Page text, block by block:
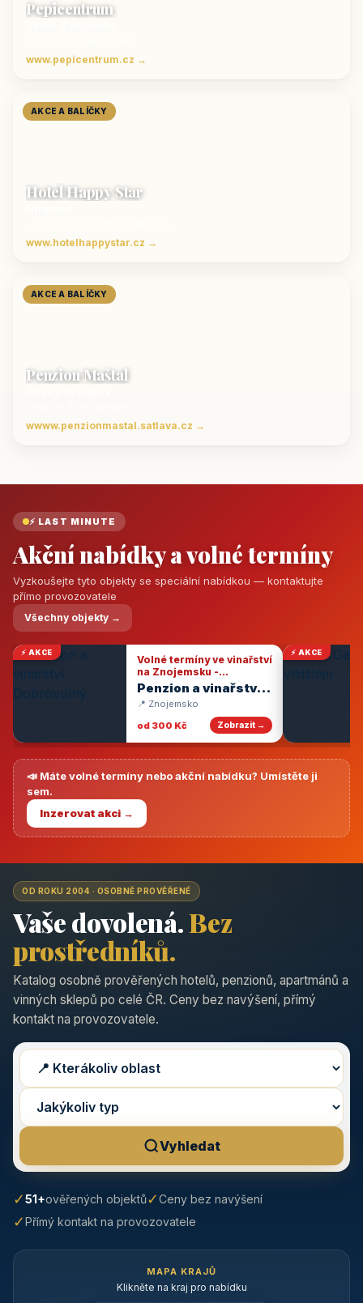
Pepicentrum
www.pepicentrum.cz →
AKCE A BALÍČKY
Hotel Happy Star
www.hotelhappystar.cz →
AKCE A BALÍČKY
Penzion Maštal
wwww.penzionmastal.satlava.cz →
⚡ LAST MINUTE
Akční nabídky a volné termíny
Vyzkoušejte tyto objekty se speciální nabídkou — kontaktujte
přímo provozovatele
Všechny objekty →
⚡ AKCE
Volné termíny ve vinařství
na Znojemsku -
degustace vín
Penzion a vinařství
Dobrovolný
📍 Znojemsko
od 300 Kč
Zobrazit →
⚡ AKCE
📣 Máte volné termíny nebo akční nabídku? Umístěte ji
sem.
Inzerovat akci →
OD ROKU 2004 · OSOBNĚ PROVĚŘENÉ
Vaše dovolená.Bez
prostředníků.
Katalog osobně prověřených hotelů, penzionů, apartmánů a
vinných sklepů po celé ČR. Ceny bez navýšení, přímý
kontakt na provozovatele.
Vyhledat
✓51+ověřených objektů✓Ceny bez navýšení
✓Přímý kontakt na provozovatele
MAPA KRAJŮ
Klikněte na kraj pro nabídku